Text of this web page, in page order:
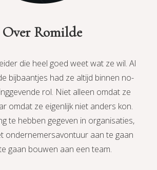
Over Romilde
die heel goed weet wat ze wil. Al
bijbaantjes had ze altijd binnen no-
rol. Niet alleen omdat ze
omdat ze eigenlijk niet anders kon.
te hebben gegeven in organisaties,
ondernemersavontuur aan te gaan
gaan bouwen aan een team.